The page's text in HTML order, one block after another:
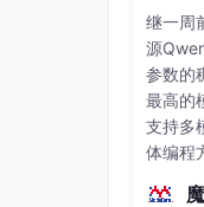
的部
继一周
源
参数的
最高的
支持多
体编程